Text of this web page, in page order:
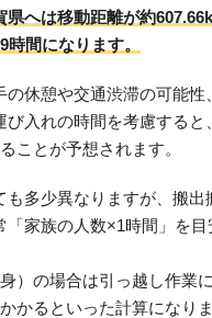
県へは移動距離が約
間になります。
の休憩や交通渋滞の可能性
び入れの時間を考慮すると
ことが予想されます。
も多少異なりますが、搬出
「家族の人数×1時間」を目
）の場合は引っ越し作業
かるといった計算になりま